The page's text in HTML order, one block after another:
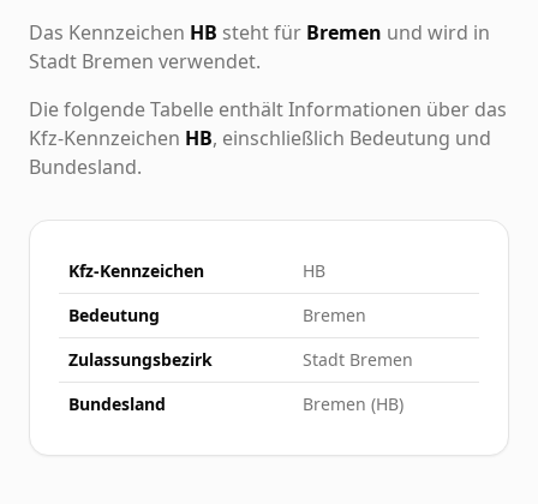
Das Kennzeichen HB steht für Bremen und wird in
Stadt Bremen verwendet.
Die folgende Tabelle enthält Informationen über das
Kfz-Kennzeichen HB, einschließlich Bedeutung und
Bundesland.
Kfz-Kennzeichen
HB
Bedeutung
Bremen
Zulassungsbezirk
Stadt Bremen
Bundesland
Bremen (HB)